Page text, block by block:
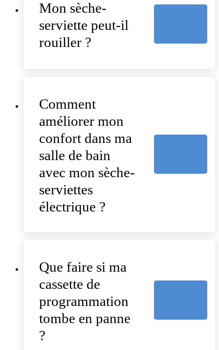
Mon sèche-
serviette peut-il
rouiller ?
Comment
améliorer mon
confort dans ma
salle de bain
avec mon sèche-
serviettes
électrique ?
Que faire si ma
cassette de
programmation
tombe en panne
?